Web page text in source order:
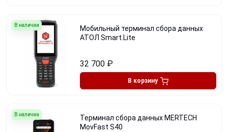
В наличии
В корзину
Мобильный терминал сбора данных
АТОЛ Smart.Lite
32 700 ₽
В наличии
Терминал сбора данных MERTECH
MovFast S40